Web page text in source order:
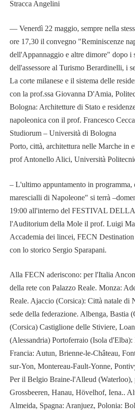
Stracca Angelini
— Venerdì 22 maggio, sempre nella
ore 17,30 il convegno "Reminiscenze
dell'Appannaggio e altre dimore" dopo i
dell'assessore al Turismo Berardinelli, i
La corte milanese e il sistema delle
con la prof.ssa Giovanna D'Amia,
Bologna: Architetture di Stato e
napoleonica con il prof. Francesco
Studiorum – Università di Bologna
Porto, città, architettura nelle Marche in
prof Antonello Alici, Università
– L'ultimo appuntamento in
marescialli di Napoleone" si terrà
19:00 all'interno del FESTIVAL
l'Auditorium della Mole il prof. Luigi
Accademia dei lincei, FECN
con lo storico Sergio Sparapani.
Alla FECN aderiscono: per l'Italia
della rete con Palazzo Reale. Monza:
Reale. Ajaccio (Corsica): Città natale di
sede della federazione. Albenga, Bastia
(Corsica) Castiglione delle Stiviere,
(Alessandria) Portoferraio (Isola
Francia: Autun, Brienne-le-Château,
sur-Yon, Montereau-Fault-Yonne,
Per il Belgio Braine-l'Alleud (Waterloo),
Grossbeeren, Hanau, Hövelhof, Iena..
Almeida, Spagna: Aranjuez, Polonia: